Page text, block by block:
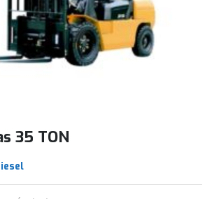
35 TON